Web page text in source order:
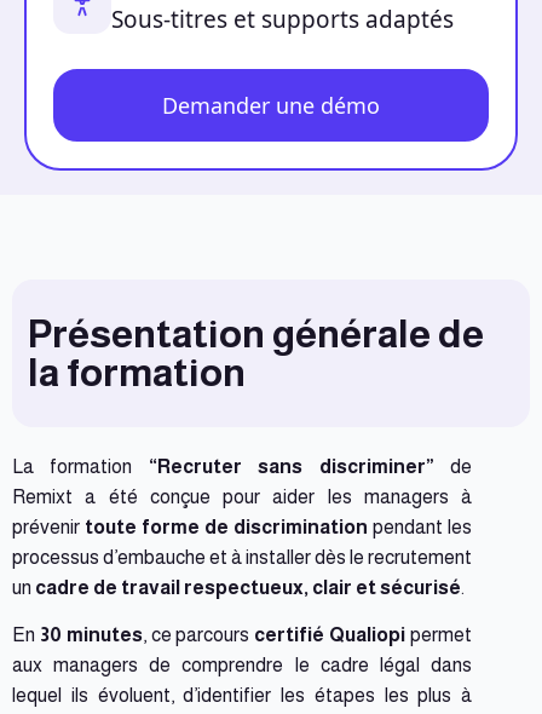
Sous-titres et supports adaptés
Demander une démo
Présentation générale de
la formation
La formation “Recruter sans discriminer” de
Remixt a été conçue pour aider les managers à
prévenir toute forme de discrimination pendant les
processus d’embauche et à installer dès le recrutement
un cadre de travail respectueux, clair et sécurisé.
En 30 minutes, ce parcours certifié Qualiopipermet
aux managers de comprendre le cadre légal dans
lequel ils évoluent, d’identifier les étapes les plus à